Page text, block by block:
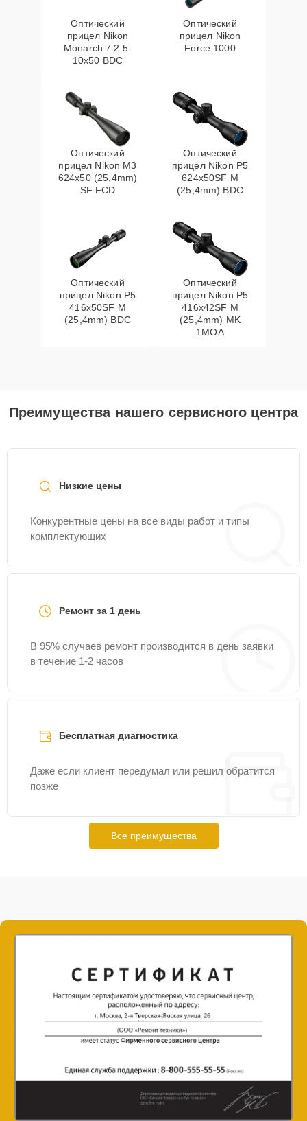
Оптический
прицел Nikon
Monarch 7 2.5-
10x50 BDC
Оптический
прицел Nikon
Force 1000
Оптический
прицел Nikon M3
624x50 (25,4mm)
SF FCD
Оптический
прицел Nikon P5
624x50SF M
(25,4mm) BDC
Оптический
прицел Nikon P5
416x50SF M
(25,4mm) BDC
Оптический
прицел Nikon P5
416x42SF M
(25,4mm) MK
1MOA
Преимущества нашего сервисного центра
Низкие цены
Конкурентные цены на все виды работ и типы
комплектующих
Ремонт за 1 день
В 95% случаев ремонт производится в день заявки
в течение 1-2 часов
Бесплатная диагностика
Даже если клиент передумал или решил обратится
позже
Все преимущества